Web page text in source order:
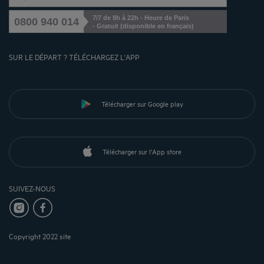
0800 940 014
7/7 de 8h à 22h - Heure de Paris
- Gratuit (disponible en français)
SUR LE DÉPART ? TÉLÉCHARGEZ L'APP
Télécharger sur Google play
Télécharger sur l'App store
SUIVEZ-NOUS
Copyright 2022 site